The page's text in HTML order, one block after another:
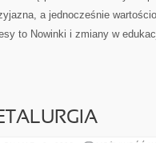
a jednocześnie
to Nowinki i zmiany w